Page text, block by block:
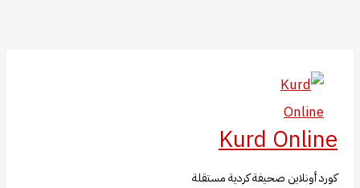
المحتوى
Kurd Online
كورد أونلاين صحيفة كردية مستقلة